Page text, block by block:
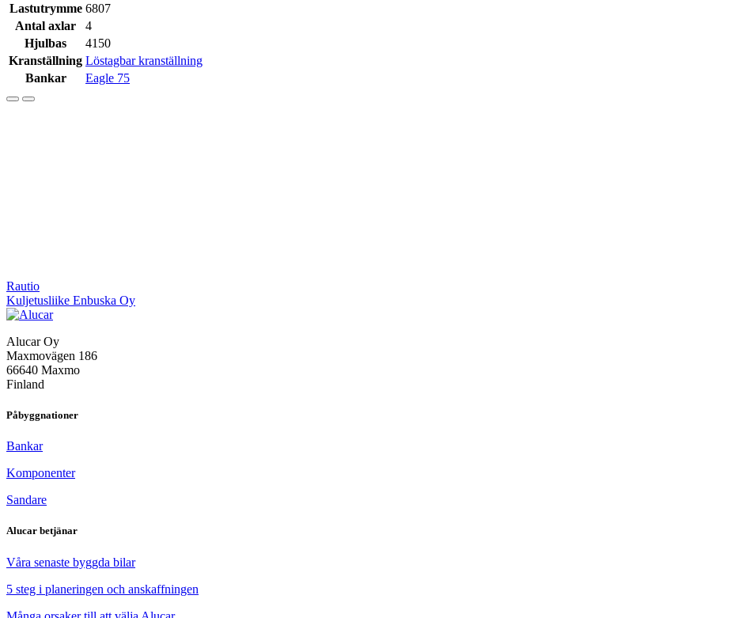
Lastutrymme 6807
Antal axlar
4
Hjulbas
4150
Kranställning Löstagbar kranställning
Bankar
Eagle 75
Inläggsnavigering
Rautio
Kuljetusliike Enbuska Oy
Alucar Oy
Maxmovägen 186
66640 Maxmo
Finland
Påbyggnationer
Bankar
Komponenter
Sandare
Alucar betjänar
Våra senaste byggda bilar
5 steg i planeringen och anskaffningen